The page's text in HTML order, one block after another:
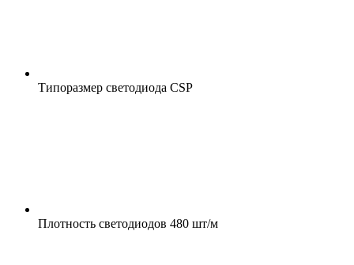
Типоразмер светодиода CSP
Плотность светодиодов 480 шт/м